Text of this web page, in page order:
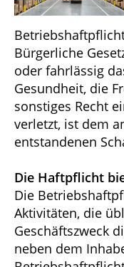
Bürgerliche
oder fahrlässig
Gesundheit, die
sonstiges Recht
verletzt, ist dem
entstandenen
Die Haftpflicht
Die
Aktivitäten, die
Geschäftszweck
neben dem